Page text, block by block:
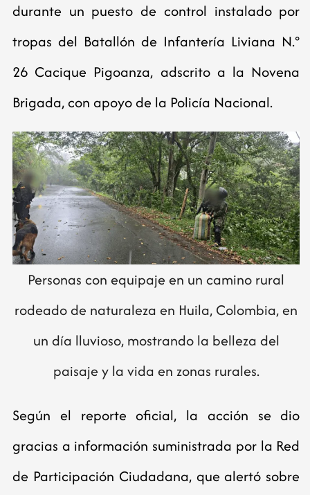
durante un puesto de control instalado por
tropas del Batallón de Infantería Liviana N.°
26 Cacique Pigoanza, adscrito a la Novena
Brigada, con apoyo de la Policía Nacional.
Personas con equipaje en un camino rural
rodeado de naturaleza en Huila, Colombia, en
un día lluvioso, mostrando la belleza del
paisaje y la vida en zonas rurales.
Según el reporte oficial, la acción se dio
gracias a información suministrada por la Red
de Participación Ciudadana, que alertó sobre